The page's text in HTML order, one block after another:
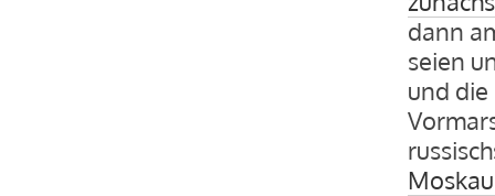
dann
seien
und